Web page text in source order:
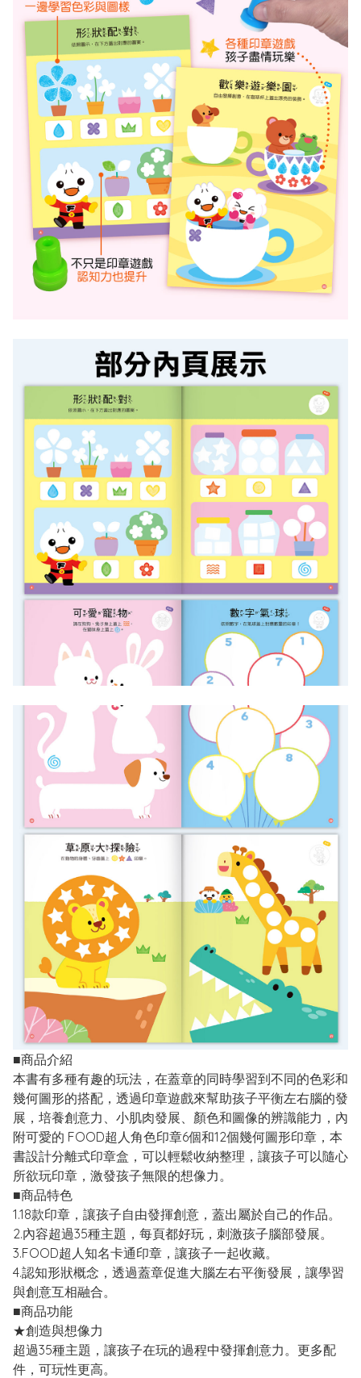
■商品介紹
本書有多種有趣的玩法，在蓋章的同時學習到不同的色彩和
幾何圖形的搭配，透過印章遊戲來幫助孩子平衡左右腦的發
展，培養創意力、小肌肉發展、顏色和圖像的辨識能力，內
附可愛的 FOOD超人角色印章6個和12個幾何圖形印章，本
書設計分離式印章盒，可以輕鬆收納整理，讓孩子可以隨心
所欲玩印章，激發孩子無限的想像力。
■商品特色
1.18款印章，讓孩子自由發揮創意，蓋出屬於自己的作品。
2.內容超過35種主題，每頁都好玩，刺激孩子腦部發展。
3.FOOD超人知名卡通印章，讓孩子一起收藏。
4.認知形狀概念，透過蓋章促進大腦左右平衡發展，讓學習
與創意互相融合。
■商品功能
★創造與想像力
超過35種主題，讓孩子在玩的過程中發揮創意力。更多配
件，可玩性更高。